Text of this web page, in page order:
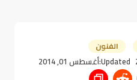
الفنون
Updated:أغسطس 01, 2014